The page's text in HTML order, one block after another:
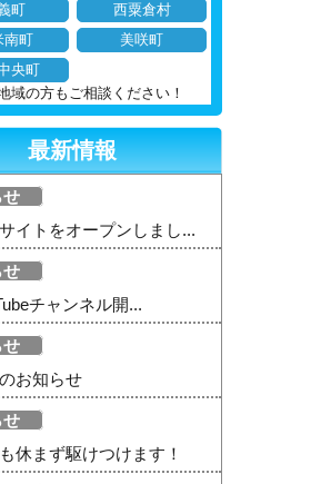
町
西粟倉村
南町
美咲町
央町
域の方もご相談ください！
最新情報
せ
イトをオープンしまし...
せ
チャンネル開...
せ
お知らせ
せ
休まず駆けつけます！